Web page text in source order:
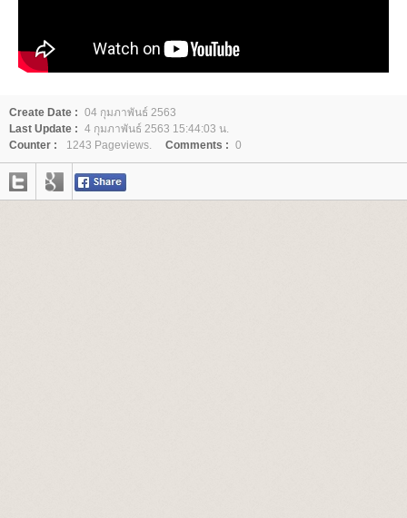
Create Date : 04 กุมภาพันธ์ 2563
Last Update : 4 กุมภาพันธ์ 2563 15:44:03 น.
Counter :
1243 Pageviews. Comments : 0